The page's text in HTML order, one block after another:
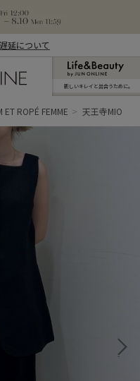
延について
新しいキレイと出合うために。
ET ROPÉ FEMME 天王寺MIO